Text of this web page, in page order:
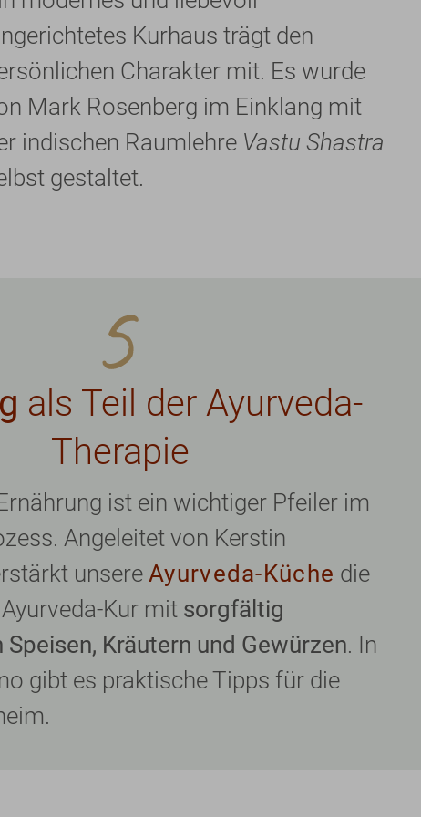
Kurhaus trägt den
Charakter mit. Es wurde
Mark Rosenberg im Einklang mit
indischen Raumlehre Vastu Shastra
gestaltet.
als Teil der Ayurveda-
Therapie
ist ein wichtiger Pfeiler im
Angeleitet von Kerstin
unsere Ayurveda-Küche die
Kur mit sorgfältig
Kräutern und Gewürzen. In
gibt es praktische Tipps für die